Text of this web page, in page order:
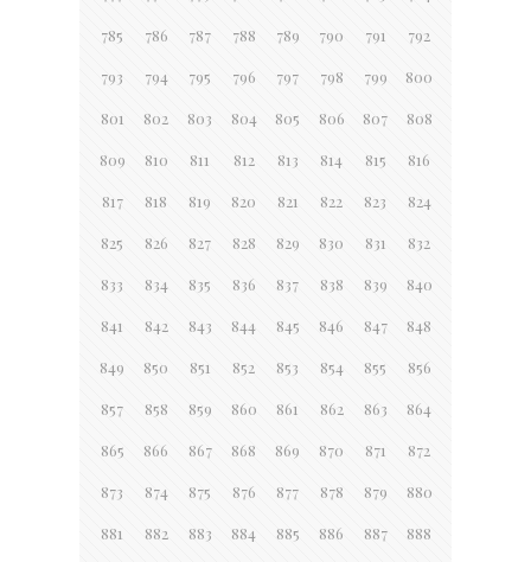
785 786 787 788 789 790 791 792
793 794 795 796 797 798 799 800
801 802 803 804 805 806 807 808
809 810 811 812 813 814 815 816
817 818 819 820 821 822 823 824
825 826 827 828 829 830 831 832
833 834 835 836 837 838 839 840
841 842 843 844 845 846 847 848
849 850 851 852 853 854 855 856
857 858 859 860 861 862 863 864
865 866 867 868 869 870 871 872
873 874 875 876 877 878 879 880
881 882 883 884 885 886 887 888